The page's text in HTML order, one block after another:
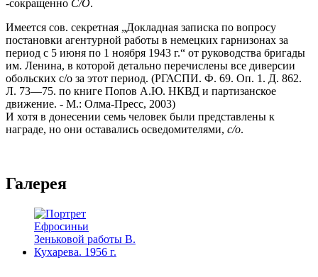
-сокращенно С/О.
Имеется сов. секретная „Докладная записка по вопросу
постановки агентурной работы в немецких гарнизонах за
период с 5 июня по 1 ноября 1943 г.“ от руководства бригады
им. Ленина, в которой детально перечислены все диверсии
обольских с/о за этот период. (РГАСПИ. Ф. 69. Оп. 1. Д. 862.
Л. 73—75. по книге Попов А.Ю. НКВД и партизанское
движение. - М.: Олма-Пресс, 2003)
И хотя в донесении семь человек были представлены к
награде, но они оставались осведомителями, с/о.
Галерея